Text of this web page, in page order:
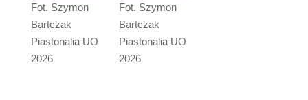
Fot. Szymon
Bartczak
Piastonalia UO
2026
Fot. Szymon
Bartczak
Piastonalia UO
2026